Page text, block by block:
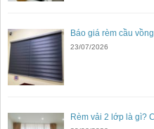
Báo giá rèm cầu
23/07/2026
Rèm vải 2 lớp là gì?